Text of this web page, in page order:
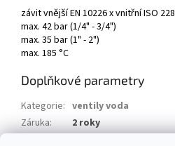
závit vnější EN 10226 x vnitřní ISO 228
max. 42 bar (1/4" - 3/4")
max. 35 bar (1" - 2")
max. 185 °C
Doplňkové parametry
Kategorie: ventily voda
Záruka:
2 roky